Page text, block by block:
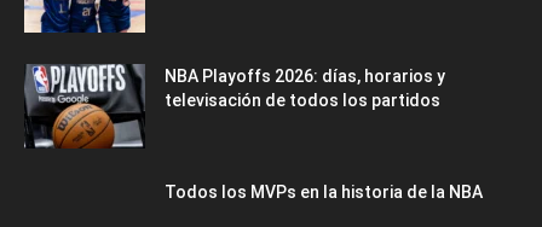
NBA Playoffs 2026: días, horarios y
televisación de todos los partidos
Todos los MVPs en la historia de la NBA